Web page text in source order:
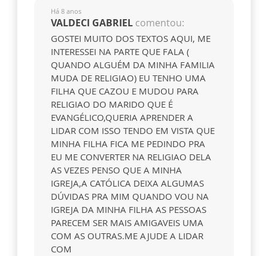
Há 8 anos
VALDECI GABRIEL comentou:
GOSTEI MUITO DOS TEXTOS AQUI, ME
INTERESSEI NA PARTE QUE FALA (
QUANDO ALGUÉM DA MINHA FAMILIA
MUDA DE RELIGIAO) EU TENHO UMA
FILHA QUE CAZOU E MUDOU PARA
RELIGIAO DO MARIDO QUE É
EVANGÉLICO,QUERIA APRENDER A
LIDAR COM ISSO TENDO EM VISTA QUE
MINHA FILHA FICA ME PEDINDO PRA
EU ME CONVERTER NA RELIGIAO DELA
AS VEZES PENSO QUE A MINHA
IGREJA,A CATÓLICA DEIXA ALGUMAS
DÚVIDAS PRA MIM QUANDO VOU NA
IGREJA DA MINHA FILHA AS PESSOAS
PARECEM SER MAIS AMIGAVEIS UMA
COM AS OUTRAS.ME AJUDE A LIDAR
COM